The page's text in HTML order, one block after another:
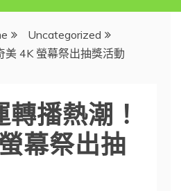
Uncategorized
美 4K 螢幕祭出抽獎活動
播熱潮！
幕祭出抽